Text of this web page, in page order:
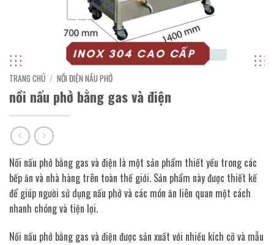
TRANG CHỦ / NỒI ĐIỆN NẤU PHỞ
nồi nấu phở bằng gas và điện
Nồi nấu phở bằng gas và điện là một sản phẩm thiết yếu trong các
bếp ăn và nhà hàng trên toàn thế giới. Sản phẩm này được thiết kế
để giúp người sử dụng nấu phở và các món ăn liên quan một cách
nhanh chóng và tiện lợi.
Nồi nấu phở bằng gas và điện được sản xuất với nhiều kích cỡ và mẫu